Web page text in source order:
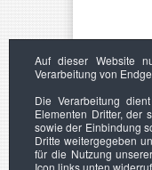
Auf dieser Website
Verarbeitung von
Die Verarbeitung
Elementen Dritter, der
sowie der Einbindung
Dritte weitergegeben
für die Nutzung
Icon links unten